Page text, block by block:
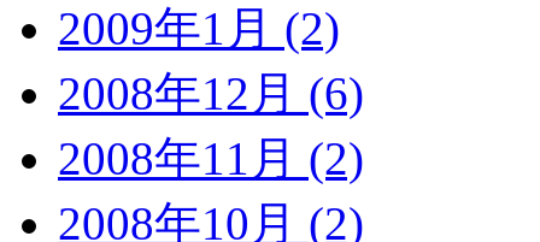
2009年1月 (2)
2008年12月 (6)
2008年11月 (2)
2008年10月 (2)